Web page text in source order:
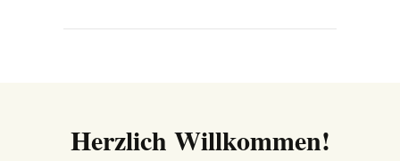
Herzlich Willkommen!